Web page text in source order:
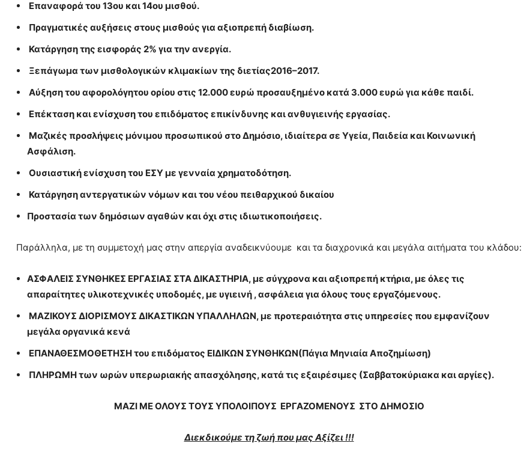
Επαναφορά του 13ου και 14ου μισθού.
Πραγματικές αυξήσεις στους μισθούς για αξιοπρεπή διαβίωση.
Κατάργηση της εισφοράς 2% για την ανεργία.
Ξεπάγωμα των μισθολογικών κλιμακίων της διετίας2016–2017.
Αύξηση του αφορολόγητου ορίου στις 12.000 ευρώ προσαυξημένο κατά 3.000 ευρώ για κάθε παιδί.
Επέκταση και ενίσχυση του επιδόματος επικίνδυνης και ανθυγιεινής εργασίας.
Μαζικές προσλήψεις μόνιμου προσωπικού στο Δημόσιο, ιδιαίτερα σε Υγεία, Παιδεία και Κοινωνική
Ασφάλιση.
Ουσιαστική ενίσχυση του ΕΣΥ με γενναία χρηματοδότηση.
Κατάργηση αντεργατικών νόμων και του νέου πειθαρχικού δικαίου
Προστασία των δημόσιων αγαθών και όχι στις ιδιωτικοποιήσεις.
Παράλληλα, με τη συμμετοχή μας στην απεργία αναδεικνύουμε και τα διαχρονικά και μεγάλα αιτήματα του κλάδου:
ΑΣΦΑΛΕΙΣ ΣΥΝΘΗΚΕΣ ΕΡΓΑΣΙΑΣ ΣΤΑ ΔΙΚΑΣΤΗΡΙΑ, με σύγχρονα και αξιοπρεπή κτήρια, με όλες τις
απαραίτητες υλικοτεχνικές υποδομές, με υγιεινή , ασφάλεια για όλους τους εργαζόμενους.
ΜΑΖΙΚΟΥΣ ΔΙΟΡΙΣΜΟΥΣ ΔΙΚΑΣΤΙΚΩΝ ΥΠΑΛΛΗΛΩΝ, με προτεραιότητα στις υπηρεσίες που εμφανίζουν
μεγάλα οργανικά κενά
ΕΠΑΝΑΘΕΣΜΟΘΕΤΗΣΗ του επιδόματος ΕΙΔΙΚΩΝ ΣΥΝΘΗΚΩΝ(Πάγια Μηνιαία Αποζημίωση)
ΠΛΗΡΩΜΗ των ωρών υπερωριακής απασχόλησης, κατά τις εξαιρέσιμες (Σαββατοκύριακα και αργίες).
ΜΑΖΙ ΜΕ ΟΛΟΥΣ ΤΟΥΣ ΥΠΟΛΟΙΠΟΥΣ ΕΡΓΑΖΟΜΕΝΟΥΣ ΣΤΟ ΔΗΜΟΣΙΟ
Διεκδικούμε τη ζωή που μας Αξίζει !!!